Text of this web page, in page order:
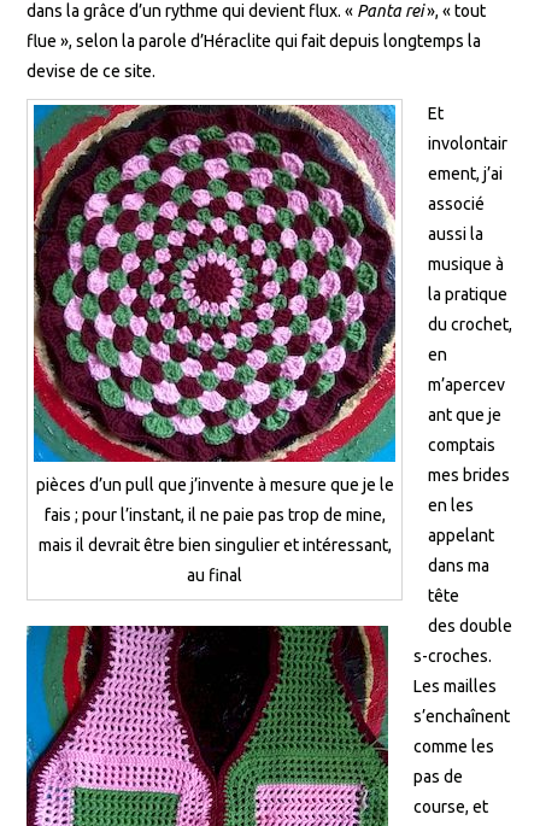
dans la grâce d’un rythme qui devient flux. « Panta rei», « tout
flue », selon la parole d’Héraclite qui fait depuis longtemps la
devise de ce site.
pièces d’un pull que j’invente à mesure que je le
fais ; pour l’instant, il ne paie pas trop de mine,
mais il devrait être bien singulier et intéressant,
au final
Et
involontair
ement, j’ai
associé
aussi la
musique à
la pratique
du crochet,
en
m’apercev
ant que je
comptais
mes brides
en les
appelant
dans ma
tête
des double
s-croches.
Les mailles
s’enchaînent
comme les
pas de
course, et